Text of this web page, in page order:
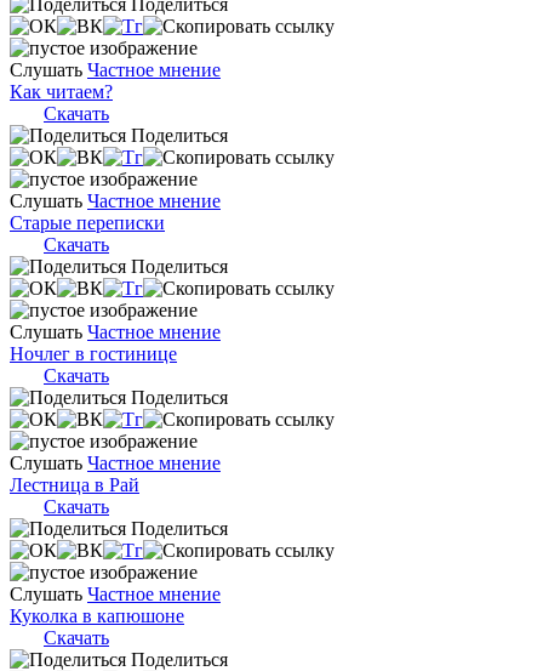
Слушать Частное мнение
Как читаем?
Скачать
Поделиться
Слушать Частное мнение
Старые переписки
Скачать
Поделиться
Слушать Частное мнение
Ночлег в гостинице
Скачать
Поделиться
Слушать Частное мнение
Лестница в Рай
Скачать
Поделиться
Слушать Частное мнение
Куколка в капюшоне
Скачать
Поделиться